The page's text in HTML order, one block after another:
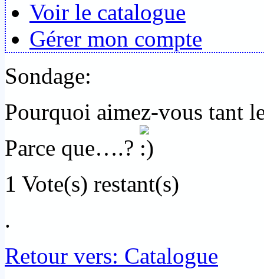
Voir le catalogue
Gérer mon compte
Sondage:
Pourquoi aimez-vous tant
Parce que….?
1 Vote(s) restant(s)
.
Retour vers: Catalogue